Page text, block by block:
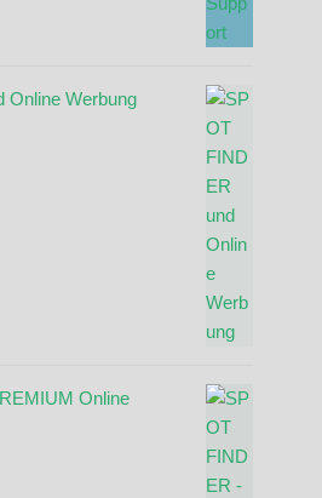
Online Werbung
Online